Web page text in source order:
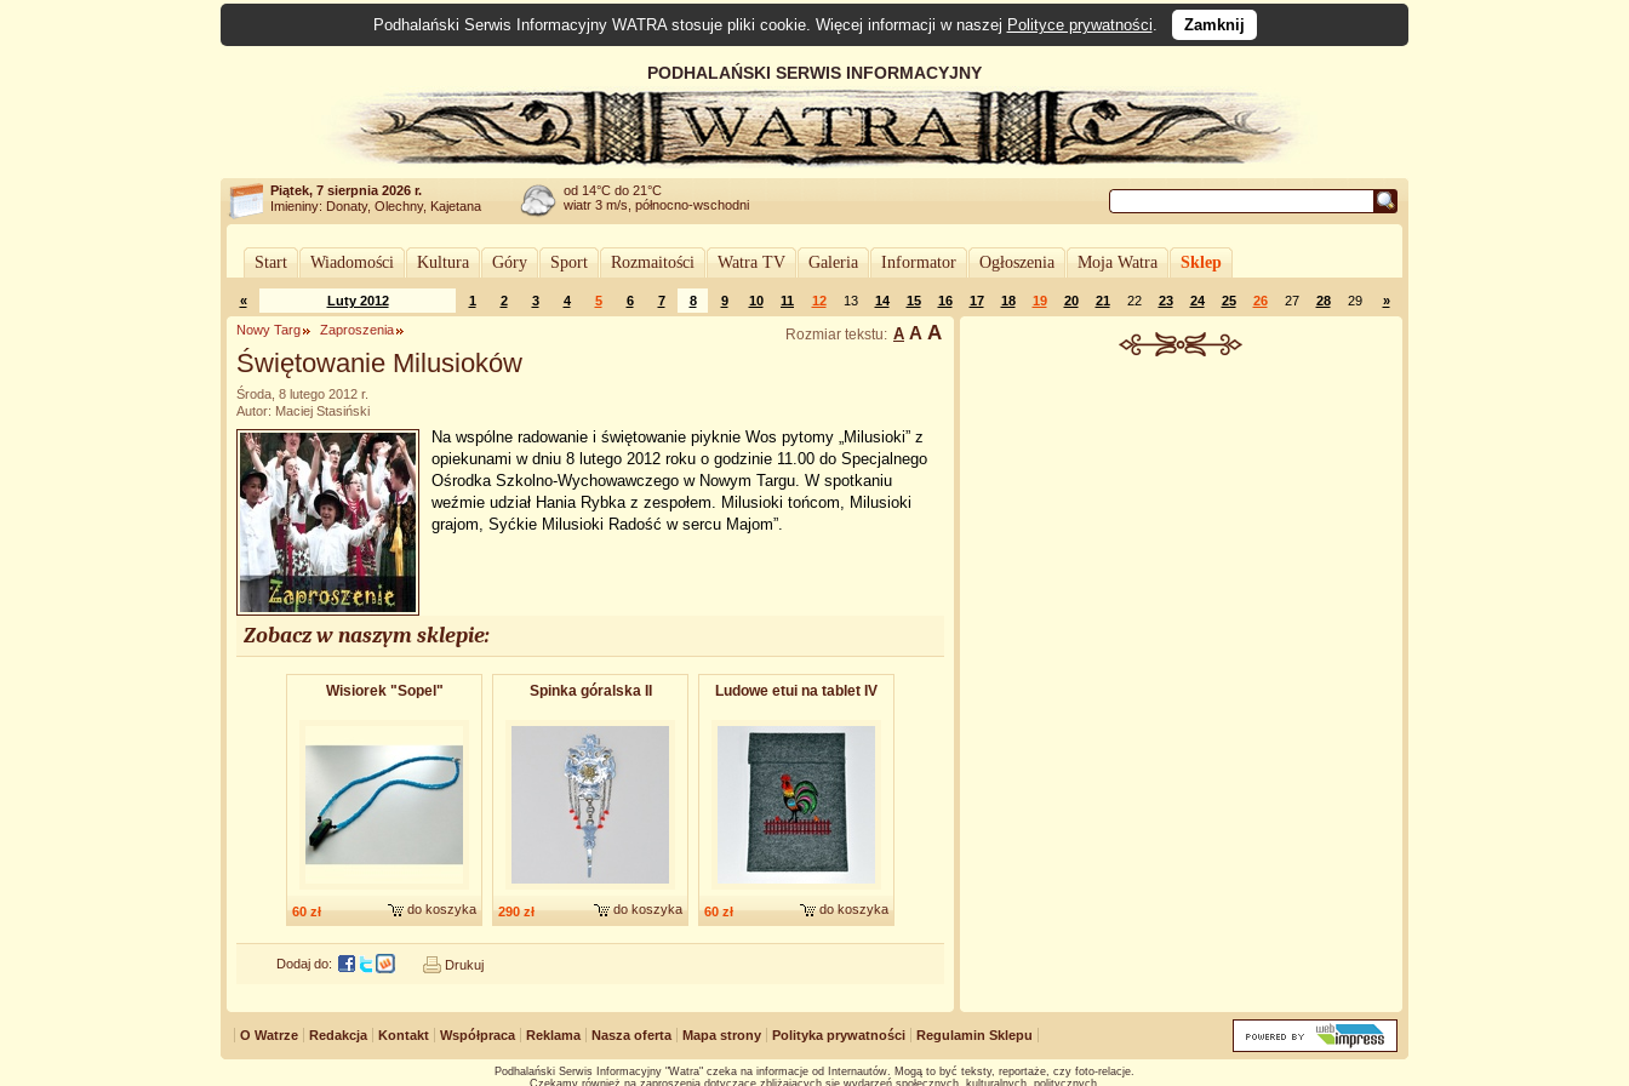
Podhalański Serwis Informacyjny WATRA stosuje pliki cookie. Więcej informacji w naszej Polityce prywatności. Zamknij
PODHALAŃSKI SERWIS INFORMACYJNY
Piątek, 7 sierpnia 2026 r.
Imieniny: Donaty, Olechny, Kajetana
od 14°C do 21°C
wiatr 3 m/s, północno-wschodni
Start Wiadomości Kultura Góry Sport Rozmaitości Watra TV Galeria Informator Ogłoszenia Moja Watra Sklep
« Luty 2012 1 2 3 4 5 6 7 8 9 10 11 12 13 14 15 16 17 18 19 20 21 22 23 24 25 26 27 28 29 »
Rozmiar tekstu: A A A
Nowy Targ Zaproszenia
Świętowanie Milusioków
Środa, 8 lutego 2012 r.
Autor: Maciej Stasiński
Na wspólne radowanie i świętowanie piyknie Wos pytomy „Milusioki” z
opiekunami w dniu 8 lutego 2012 roku o godzinie 11.00 do Specjalnego
Ośrodka Szkolno-Wychowawczego w Nowym Targu. W spotkaniu
weźmie udział Hania Rybka z zespołem. Milusioki tońcom, Milusioki
grajom, Syćkie Milusioki Radość w sercu Majom”.
Zobacz w naszym sklepie:
Wisiorek "Sopel"
60 zł do koszyka
Spinka góralska II
290 zł do koszyka
Ludowe etui na tablet IV
60 zł do koszyka
Dodaj do: Drukuj
O Watrze Redakcja Kontakt Współpraca Reklama Nasza oferta Mapa strony Polityka prywatności Regulamin Sklepu
Podhalański Serwis Informacyjny "Watra" czeka na informacje od Internautów. Mogą to być teksty, reportaże, czy foto-relacje.
Czekamy również na zaproszenia dotyczące zbliżających się wydarzeń społecznych, kulturalnych, politycznych.